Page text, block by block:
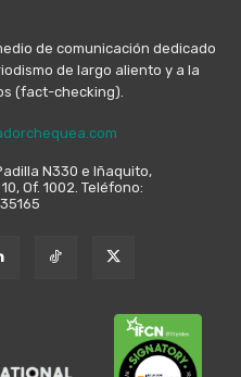
de comunicación dedicado
de largo aliento y a la
(fact-checking).
N330 e Iñaquito,
Of. 1002. Teléfono: